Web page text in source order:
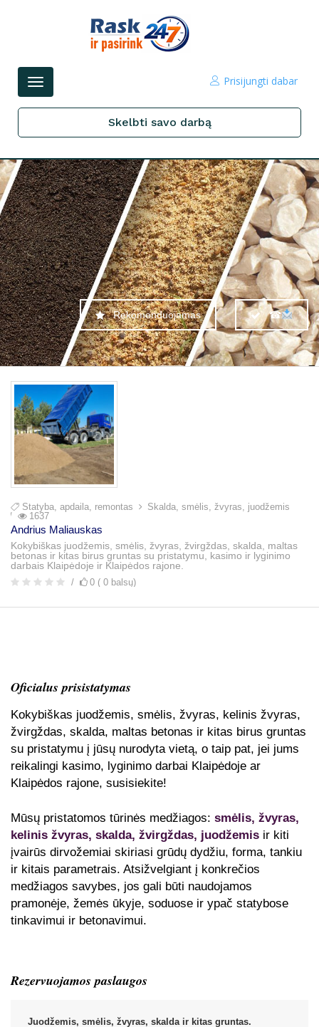
Perjungti
Prisijungti dabar
Skelbti savo darbą
Rekomenduojamas ☎
Statyba, apdaila, remontas
Skalda, smėlis, žvyras, juodžemis
1637
Andrius Maliauskas
Kokybiškas juodžemis, smėlis, žvyras, žvirgždas, skalda, maltas
betonas ir kitas birus gruntas su pristatymu, kasimo ir lyginimo
darbais Klaipėdoje ir Klaipėdos rajone.
0 ( 0 balsų)
Oficialus prisistatymas
Kokybiškas juodžemis, smėlis, žvyras, kelinis žvyras,
žvirgždas, skalda, maltas betonas ir kitas birus gruntas
su pristatymu į jūsų nurodyta vietą, o taip pat, jei jums
reikalingi kasimo, lyginimo darbai Klaipėdoje ar
Klaipėdos rajone, susisiekite!
Mūsų pristatomos tūrinės medžiagos: smėlis, žvyras,
kelinis žvyras, skalda, žvirgždas, juodžemis ir kiti
įvairūs dirvožemiai skiriasi grūdų dydžiu, forma, tankiu
ir kitais parametrais. Atsižvelgiant į konkrečios
medžiagos savybes, jos gali būti naudojamos
pramonėje, žemės ūkyje, soduose ir ypač statybose
tinkavimui ir betonavimui.
Rezervuojamos paslaugos
Juodžemis, smėlis, žvyras, skalda ir kitas gruntas.